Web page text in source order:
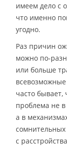
имеем дело с
что именно
угодно.
Раз причин
можно по-
или больше
часто бывает,
проблема не в
а в
с